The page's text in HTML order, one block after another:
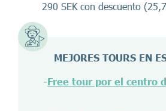
290 SEK con descuento
MEJORES TOURS EN
-Free tour por el centro